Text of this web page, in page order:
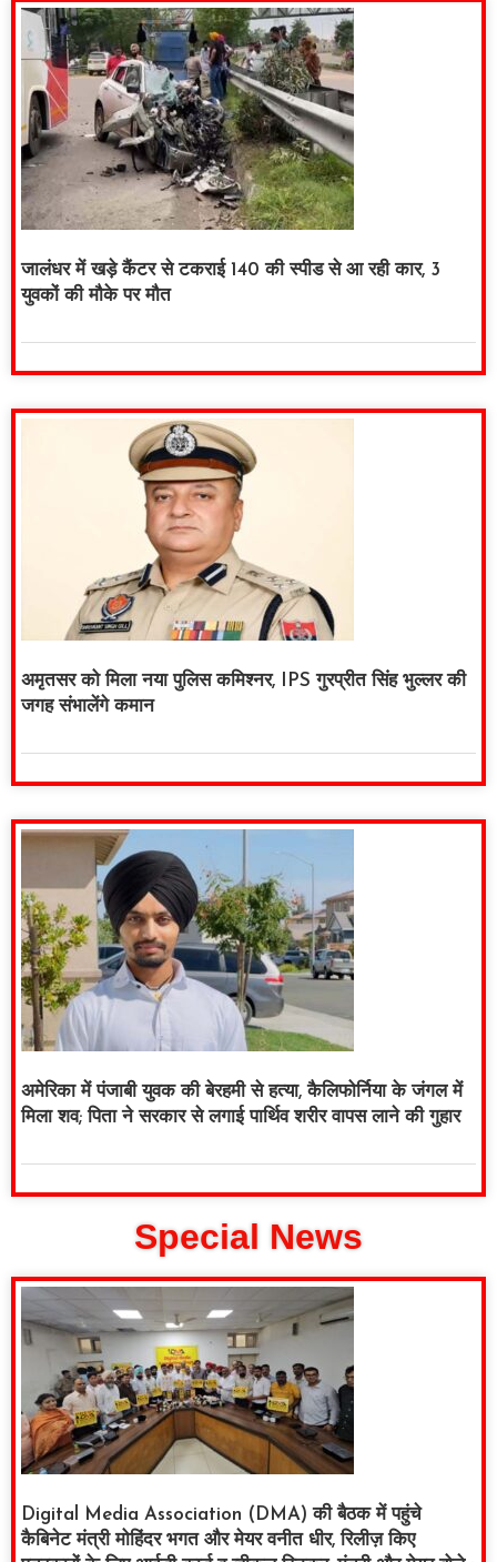
जालंधर में खड़े कैंटर से टकराई 140 की स्पीड से आ रही कार, 3
युवकों की मौके पर मौत
अमृतसर को मिला नया पुलिस कमिश्नर, IPS गुरप्रीत सिंह भुल्लर की
जगह संभालेंगे कमान
अमेरिका में पंजाबी युवक की बेरहमी से हत्या, कैलिफोर्निया के जंगल में
मिला शव; पिता ने सरकार से लगाई पार्थिव शरीर वापस लाने की गुहार
Special News
Digital Media Association (DMA) की बैठक में पहुंचे
कैबिनेट मंत्री मोहिंदर भगत और मेयर वनीत धीर, रिलीज़ किए